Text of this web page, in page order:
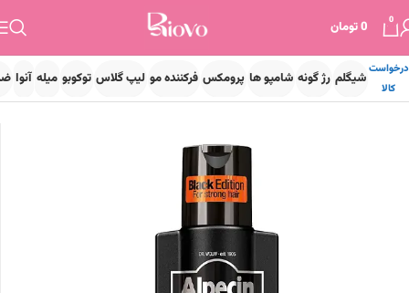
0
0تومان
درخواست
کالا
شیگلم رژ گونه شامپو ها پرومکس فرکننده مو لیپ گلاس توکوبو میله آنوا
خانه